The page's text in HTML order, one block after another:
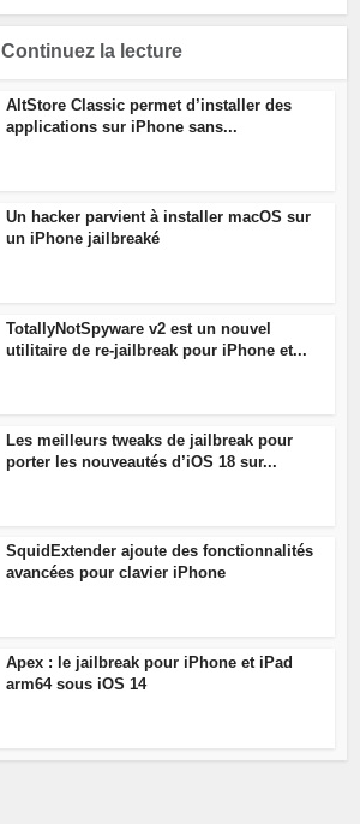
Continuez la lecture
AltStore Classic permet d’installer des
applications sur iPhone sans...
Un hacker parvient à installer macOS sur
un iPhone jailbreaké
TotallyNotSpyware v2 est un nouvel
utilitaire de re-jailbreak pour iPhone et...
Les meilleurs tweaks de jailbreak pour
porter les nouveautés d’iOS 18 sur...
SquidExtender ajoute des fonctionnalités
avancées pour clavier iPhone
Apex : le jailbreak pour iPhone et iPad
arm64 sous iOS 14